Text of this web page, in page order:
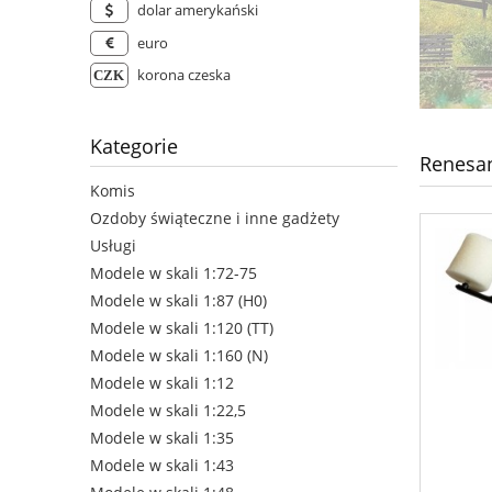
dolar amerykański
euro
korona czeska
Kategorie
Komis
Ozdoby świąteczne i inne gadżety
Usługi
Modele w skali 1:72-75
Modele w skali 1:87 (H0)
Modele w skali 1:120 (TT)
Modele w skali 1:160 (N)
Modele w skali 1:12
Modele w skali 1:22,5
Modele w skali 1:35
Modele w skali 1:43